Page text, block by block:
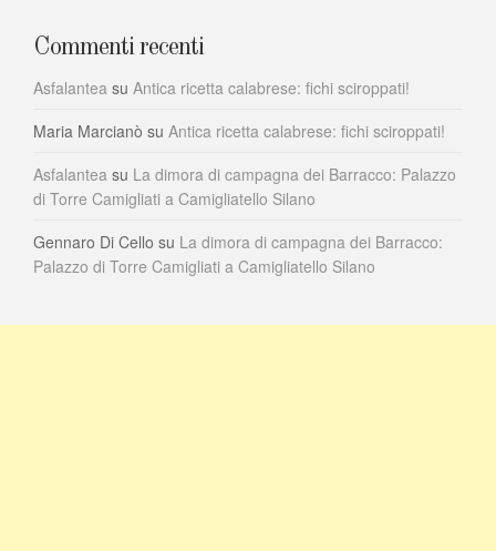
Commenti recenti
Asfalantea su Antica ricetta calabrese: fichi sciroppati!
Maria Marcianò su Antica ricetta calabrese: fichi sciroppati!
Asfalantea su La dimora di campagna dei Barracco: Palazzo
di Torre Camigliati a Camigliatello Silano
Gennaro Di Cello su La dimora di campagna dei Barracco:
Palazzo di Torre Camigliati a Camigliatello Silano